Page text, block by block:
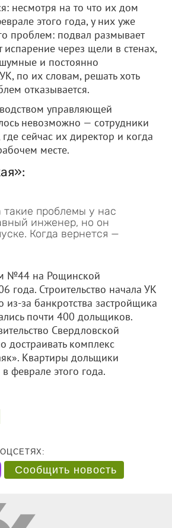
несмотря на то что их дом
этого года, у них уже
проблем: подвал размывает
испарение через щели в стенах,
и постоянно
по их словам, решать хоть
отказывается.
управляющей
невозможно — сотрудники
сейчас их директор и когда
месте.
проблемы у нас
инженер, но он
Когда вернется —
№44 на Рощинской
года. Строительство начала УК
из-за банкротства застройщика
почти 400 дольщиков.
Свердловской
достраивать комплекс
Квартиры дольщики
в феврале этого года.
Сообщить новость